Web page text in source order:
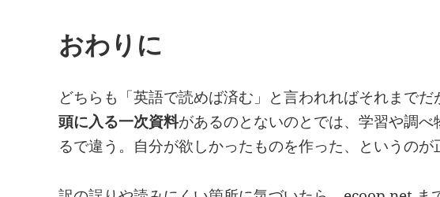
おわりに
どちらも「英語で読めば済む」と言われればそれまでだ
頭に入る一次資料があるのとないのとでは、学習や調べ
るで違う。自分が欲しかったものを作った、というのが